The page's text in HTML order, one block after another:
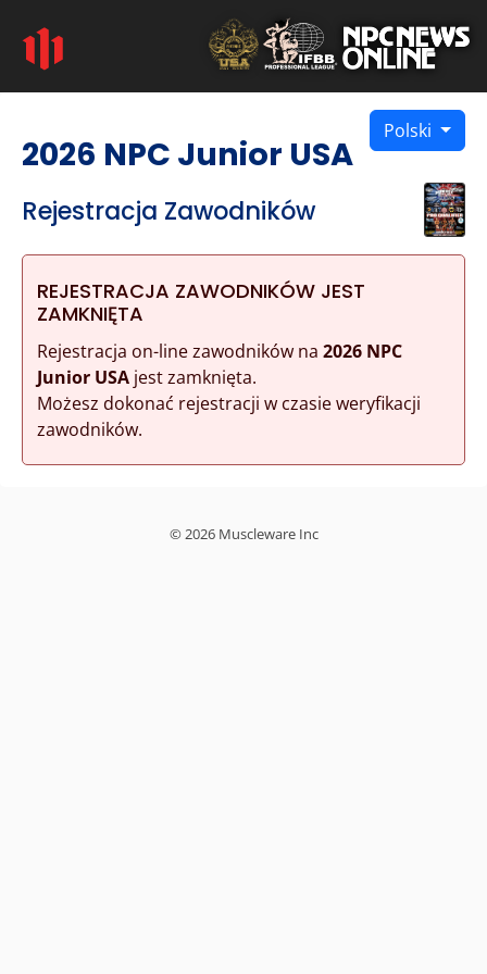
Polski
2026 NPC Junior USA
Rejestracja Zawodników
REJESTRACJA ZAWODNIKÓW JEST
ZAMKNIĘTA
Rejestracja on-line zawodników na 2026 NPC
Junior USAjest zamknięta.
Możesz dokonać rejestracji w czasie weryfikacji
zawodników.
© 2026 Muscleware Inc